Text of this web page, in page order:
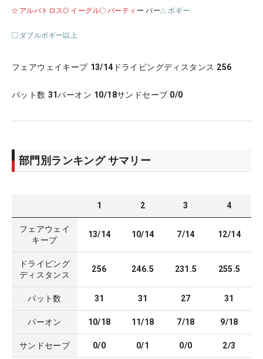
アルバトロス イーグル バーティ ー パー ボギー
ダブルボギー以上
フェアウェイキープ 13/14 ドライビングディスタンス 256
パット数 31パーオン 10/18サンドセーブ 0/0
部門別ランキング サマリー
1 2 3 4
フェアウェイ
キープ
13/14 10/14 7/14 12/14
ドライビング
ディスタンス
256 246.5 231.5 255.5
パット数 31 31 27 31
パーオン 10/18 11/18 7/18 9/18
サンドセーブ 0/0 0/1 0/0 2/3